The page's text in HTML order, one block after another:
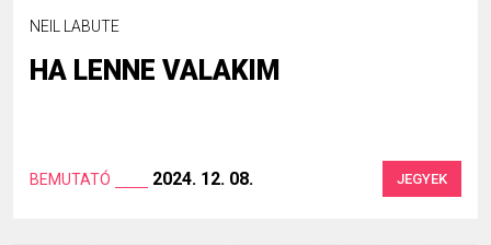
NEIL LABUTE
HA LENNE VALAKIM
BEMUTATÓ 2024. 12. 08. JEGYEK